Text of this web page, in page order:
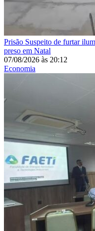
Prisão Suspeito de furtar
preso em Natal
07/08/2026 às 20:12
Economia